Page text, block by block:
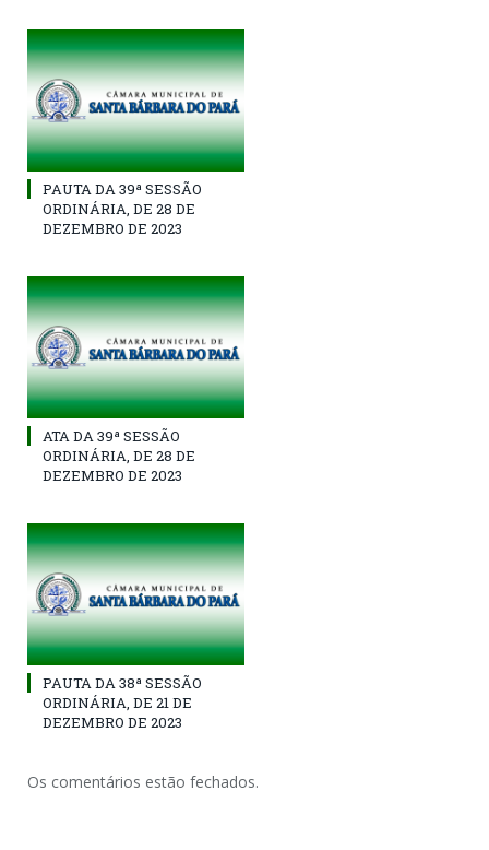
PAUTA DA 39ª SESSÃO
ORDINÁRIA, DE 28 DE
DEZEMBRO DE 2023
ATA DA 39ª SESSÃO
ORDINÁRIA, DE 28 DE
DEZEMBRO DE 2023
PAUTA DA 38ª SESSÃO
ORDINÁRIA, DE 21 DE
DEZEMBRO DE 2023
Os comentários estão fechados.